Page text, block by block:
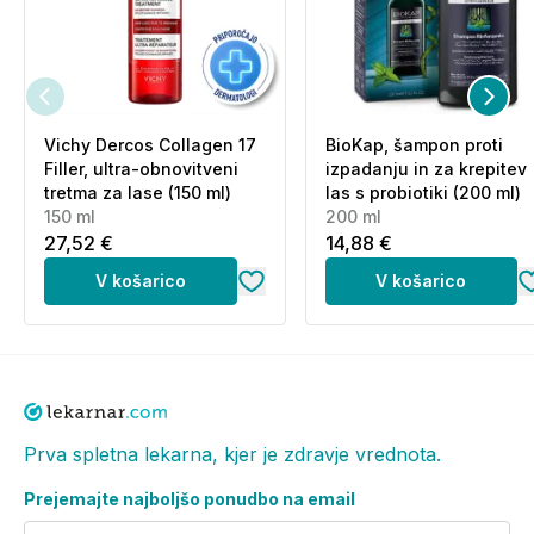
SEED OIL, CANNABIS SATIVA LEAF EXTRACT,
TRIFOLIUM PRATENSE FLOWER EXTRACT,
URTICA DIOICA LEAF EXTRACT, POLYGLYCERYL-3
DIISOSTEARATE, CARTHAMUS TINCTORIUS
FLOWER EXTRACT, HIBISCUS SABDARIFFA
FLOWER EXTRACT, MENTHA PIPERITA OIL,
ROSMARINUS OFFICINALIS LEAF OIL,
TOCOPHEROL, LAVANDULA OIL, MELALEUCA
ALTERNIFOLIA LEAF OIL, CARVONE*, MENTHOL*,
PINENE*, CITRONELLOL*, LIMONENE*,
LINALOOL*, TERPINOLENE*, CAMPHOR*, BETA-
CARYOPHYLLENE*, TERPINEOL*, LINALYL
Brez vsebnosti THC-ja.
Vichy Dercos Collagen 17
Filler, ultra-obnovitveni
tretma za lase (150 ml)
150 ml
27,52 €
V košarico
BioKap, šampon proti
izpadanju in za krepitev
las s probiotiki (200 ml)
200 ml
14,88 €
V košarico
Prva spletna lekarna, kjer je zdravje vrednota.
Prejemajte najboljšo ponudbo na email